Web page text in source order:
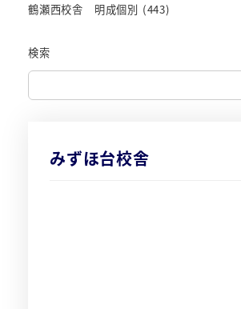
鶴瀬西校舎 明成個別 (443)
検索
みずほ台校舎